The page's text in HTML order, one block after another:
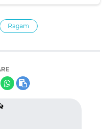
Ragam